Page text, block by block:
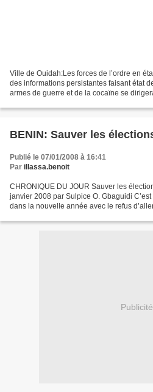
Ville de Ouidah:Les forces de l’ordre en
des informations persistantes faisant état
armes de guerre et de la cocaïne se
BENIN: Sauver les
Publié le 07/01/2008 à 16:41
Par illassa.benoit
CHRONIQUE DU JOUR Sauver les
janvier 2008 par Sulpice O. Gbaguidi
dans la nouvelle année avec le refus
Publicité